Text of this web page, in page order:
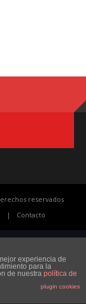
reservados
Contacto
experiencia de
para la
de nuestra política de
plugin cookies